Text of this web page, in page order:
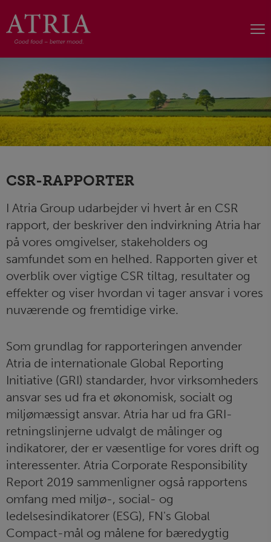
CSR-RAPPORTER
I Atria Group udarbejder vi hvert år en CSR
rapport, der beskriver den indvirkning Atria har
på vores omgivelser, stakeholders og
samfundet som en helhed. Rapporten giver et
overblik over vigtige CSR tiltag, resultater og
effekter og viser hvordan vi tager ansvar i vores
nuværende og fremtidige virke.
Som grundlag for rapporteringen anvender
Atria de internationale Global Reporting
Initiative (GRI) standarder, hvor virksomheders
ansvar ses ud fra et økonomisk, socialt og
miljømæssigt ansvar. Atria har ud fra GRI-
retningslinjerne udvalgt de målinger og
indikatorer, der er væsentlige for vores drift og
interessenter. Atria Corporate Responsibility
Report 2019 sammenligner også rapportens
omfang med miljø-, social- og
ledelsesindikatorer (ESG), FN's Global
Compact-mål og målene for bæredygtig